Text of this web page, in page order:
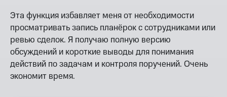
Эта функция избавляет меня от необходимости
просматривать запись планёрок с сотрудниками или
ревью сделок. Я получаю полную версию
обсуждений и короткие выводы для понимания
действий по задачам и контроля поручений. Очень
экономит время.